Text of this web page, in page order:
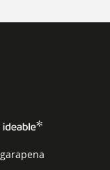
garapena